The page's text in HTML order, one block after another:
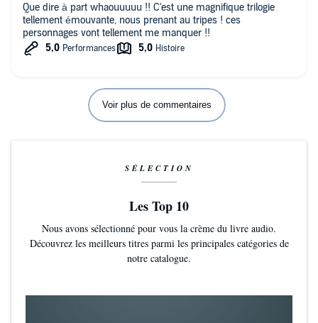
Que dire à part whaouuuuu !! C'est une magnifique trilogie
tellement émouvante, nous prenant au tripes ! ces
personnages vont tellement me manquer !!
Voir plus de commentaires
SÉLECTION
Les Top 10
Nous avons sélectionné pour vous la crème du livre audio.
Découvrez les meilleurs titres parmi les principales catégories de
notre catalogue.